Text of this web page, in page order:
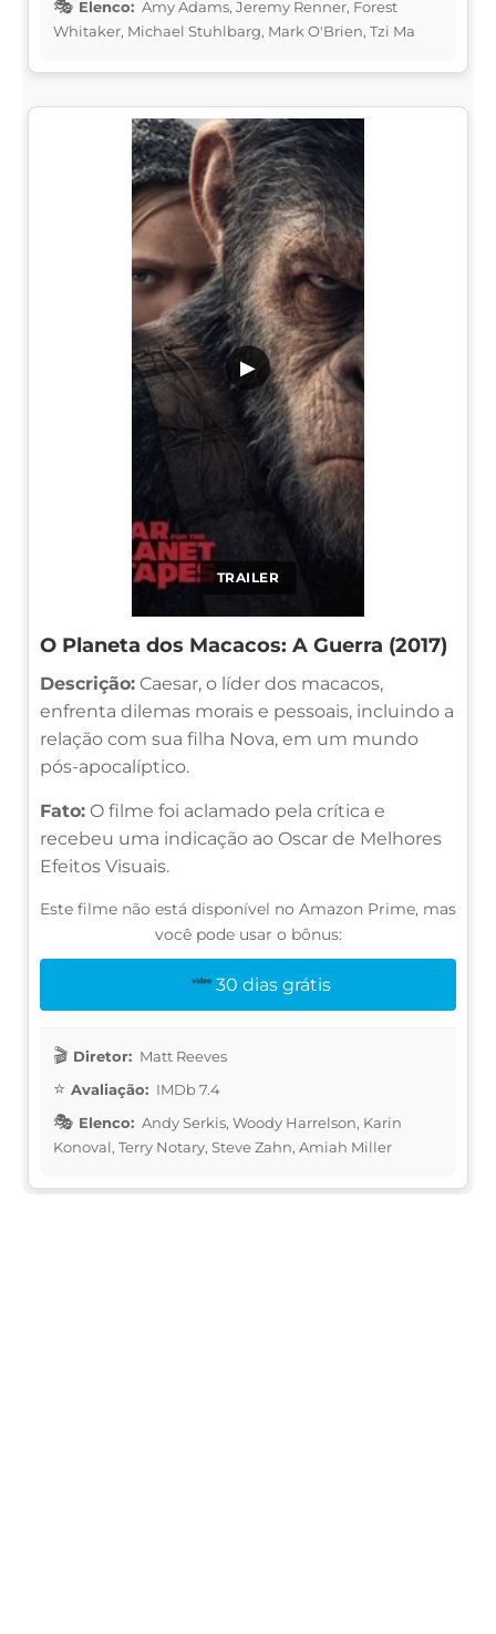
Elenco: Amy Adams, Jeremy Renner, Forest
Whitaker, Michael Stuhlbarg, Mark O'Brien, Tzi Ma
TRAILER
▶
O Planeta dos Macacos: A Guerra (2017)
Descrição: Caesar, o líder dos macacos,
enfrenta dilemas morais e pessoais, incluindo a
relação com sua filha Nova, em um mundo
pós-apocalíptico.
Fato: O filme foi aclamado pela crítica e
recebeu uma indicação ao Oscar de Melhores
Efeitos Visuais.
Este filme não está disponível no Amazon Prime, mas
você pode usar o bônus:
30 dias grátis
Diretor: Matt Reeves
Avaliação: IMDb 7.4
Elenco: Andy Serkis, Woody Harrelson, Karin
Konoval, Terry Notary, Steve Zahn, Amiah Miller